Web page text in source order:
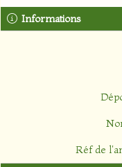
Informations
Réf de